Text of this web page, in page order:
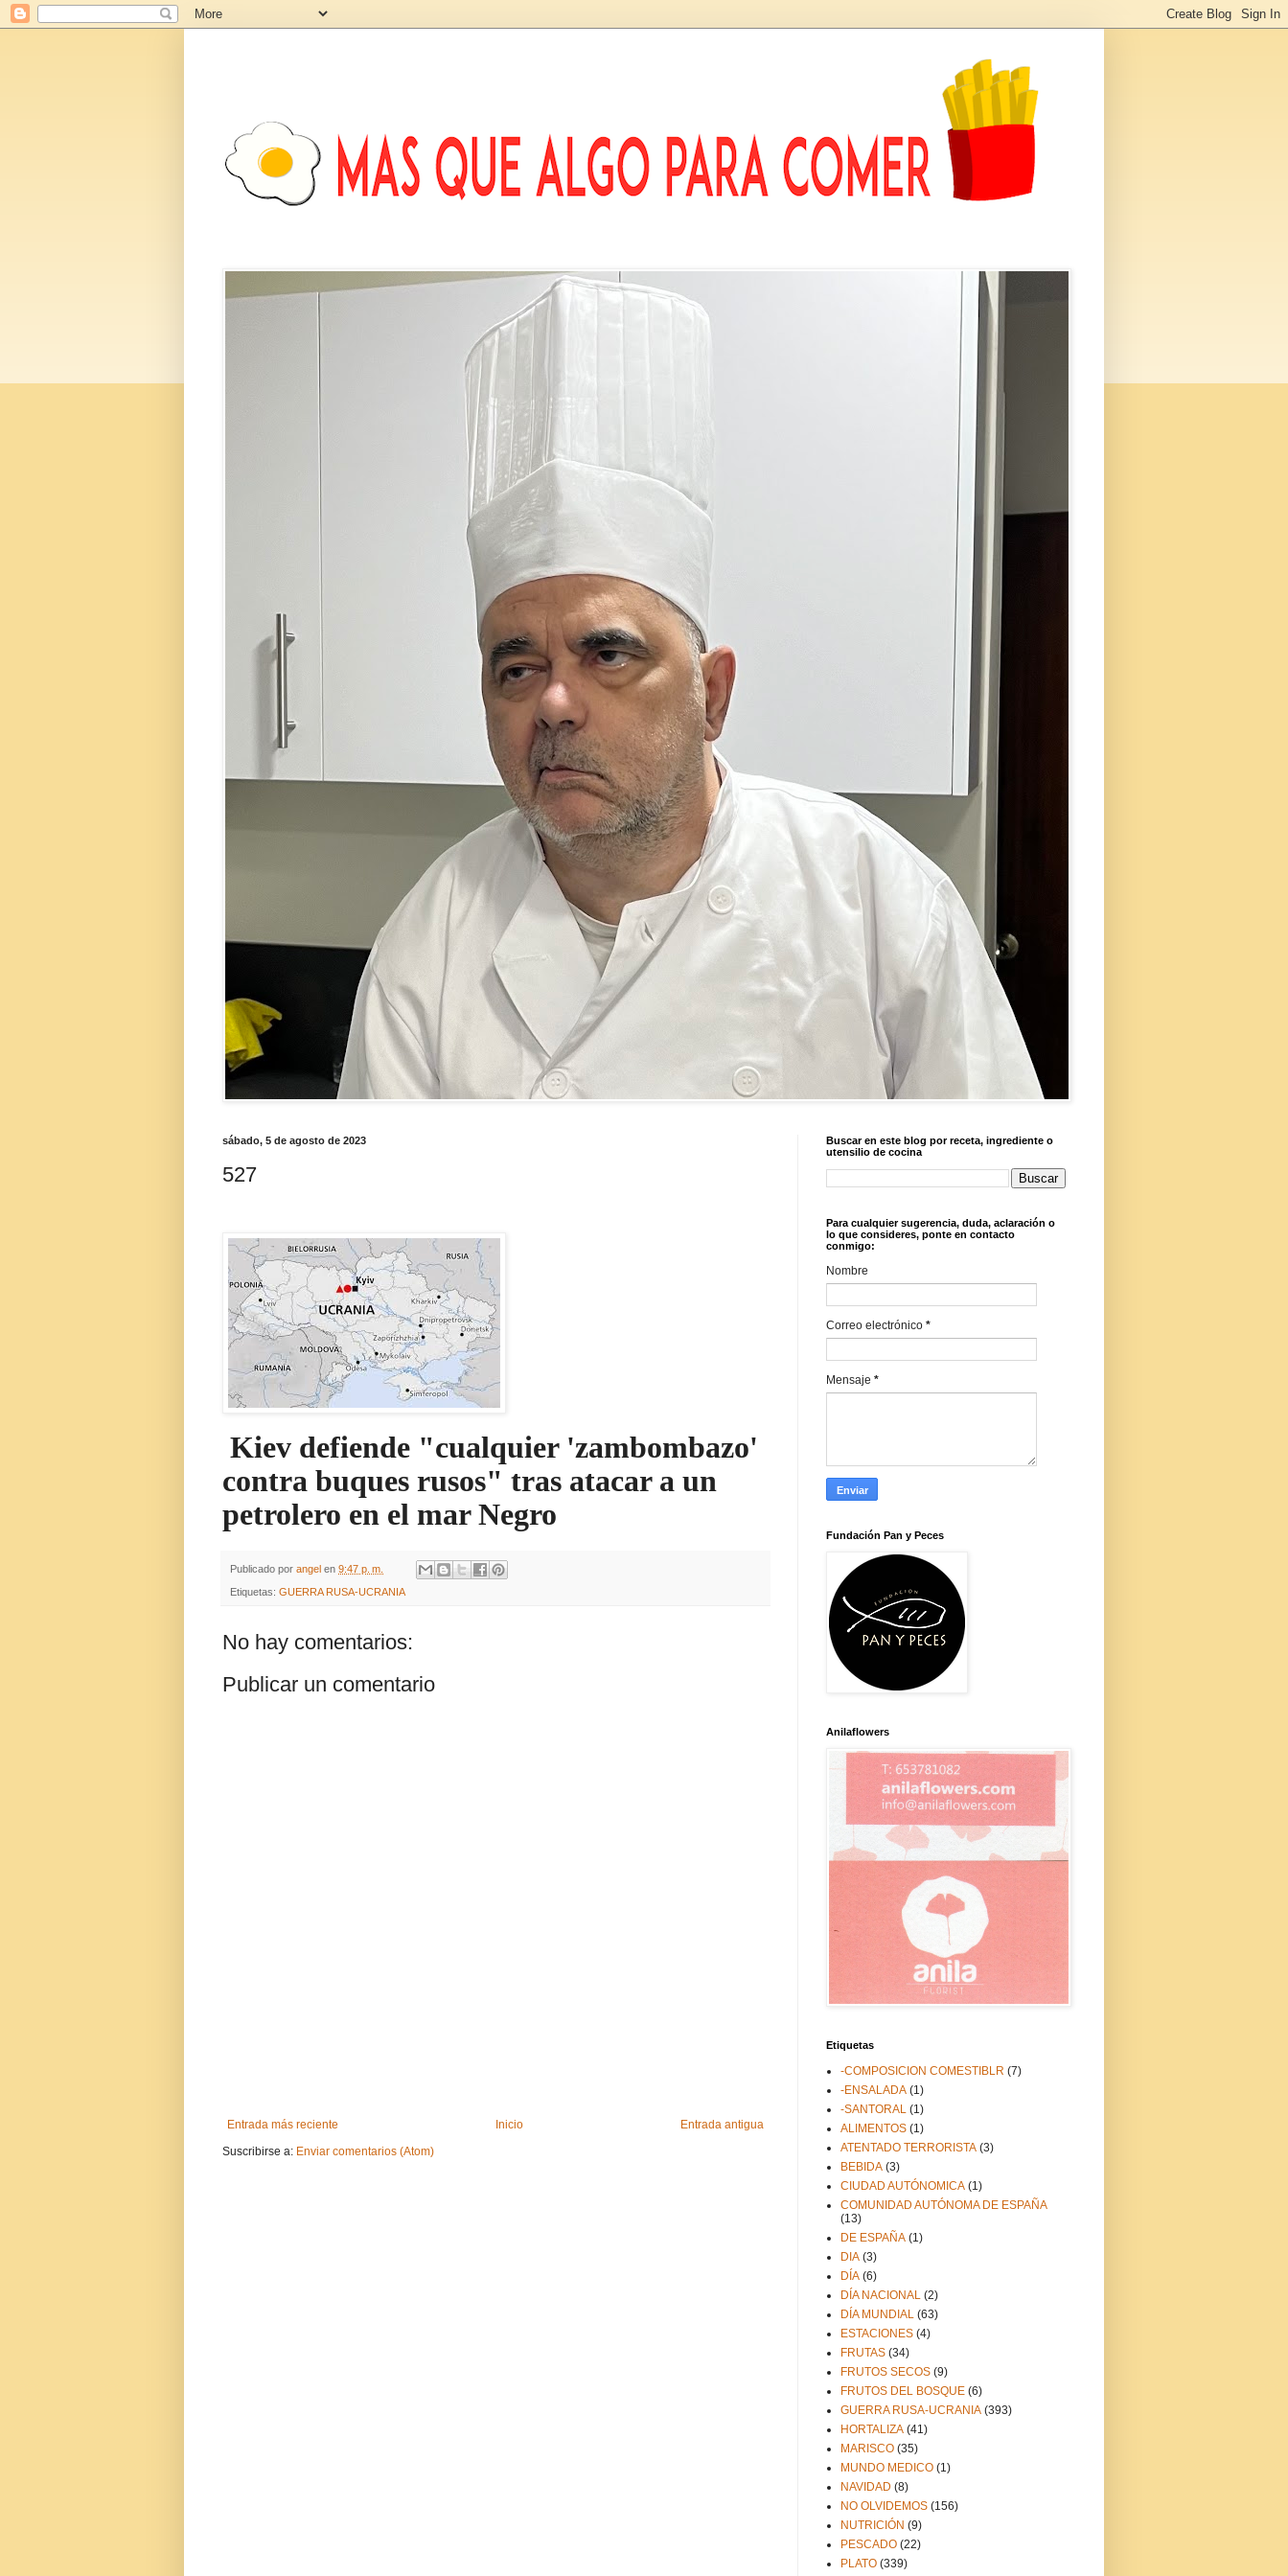
sábado, 5 de agosto de 2023
527
Kiev defiende "cualquier 'zambombazo'
contra buques rusos" tras atacar a un
petrolero en el mar Negro
Publicado por angel en 9:47 p. m.
Etiquetas: GUERRA RUSA-UCRANIA
No hay comentarios:
Publicar un comentario
Entrada más reciente Entrada antigua
Inicio
Suscribirse a: Enviar comentarios (Atom)
Buscar en este blog por receta, ingrediente o
utensilio de cocina
Para cualquier sugerencia, duda, aclaración o
lo que consideres, ponte en contacto
conmigo:
Nombre
Correo electrónico *
Mensaje *
Fundación Pan y Peces
Anilaflowers
Etiquetas
-COMPOSICION COMESTIBLR (7)
-ENSALADA (1)
-SANTORAL (1)
ALIMENTOS (1)
ATENTADO TERRORISTA (3)
BEBIDA (3)
CIUDAD AUTÓNOMICA (1)
COMUNIDAD AUTÓNOMA DE ESPAÑA
(13)
DE ESPAÑA (1)
DIA (3)
DÍA (6)
DÍA NACIONAL (2)
DÍA MUNDIAL (63)
ESTACIONES (4)
FRUTAS (34)
FRUTOS SECOS (9)
FRUTOS DEL BOSQUE (6)
GUERRA RUSA-UCRANIA (393)
HORTALIZA (41)
MARISCO (35)
MUNDO MEDICO (1)
NAVIDAD (8)
NO OLVIDEMOS (156)
NUTRICIÓN (9)
PESCADO (22)
PLATO (339)